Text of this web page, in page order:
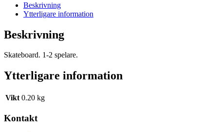
Beskrivning
Ytterligare information
Beskrivning
Skateboard. 1-2 spelare.
Ytterligare information
Vikt 0.20 kg
Kontakt